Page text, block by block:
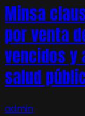
Minsa
por venta
vencidos y
salud
admin